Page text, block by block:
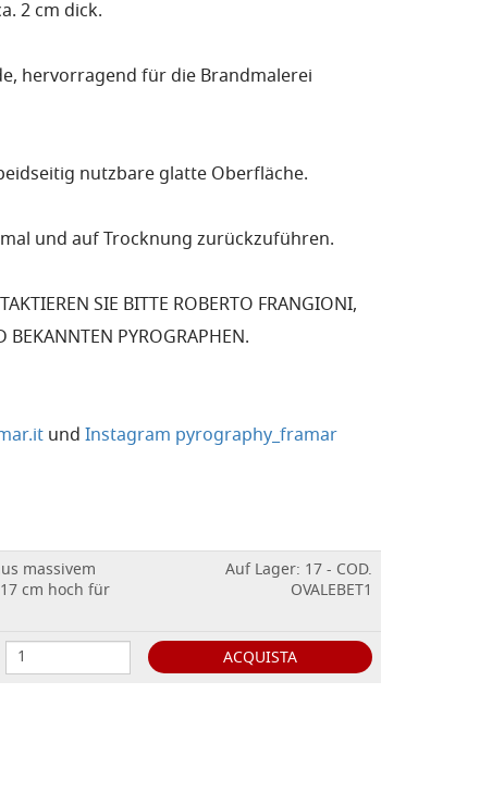
2 cm dick.
hervorragend für die Brandmalerei
nutzbare glatte Oberfläche.
und auf Trocknung zurückzuführen.
SIE BITTE ROBERTO FRANGIONI,
BEKANNTEN PYROGRAPHEN.
undInstagram pyrography_framar
massivem
cm hoch für
Auf Lager: 17 - COD.
OVALEBET1
ACQUISTA